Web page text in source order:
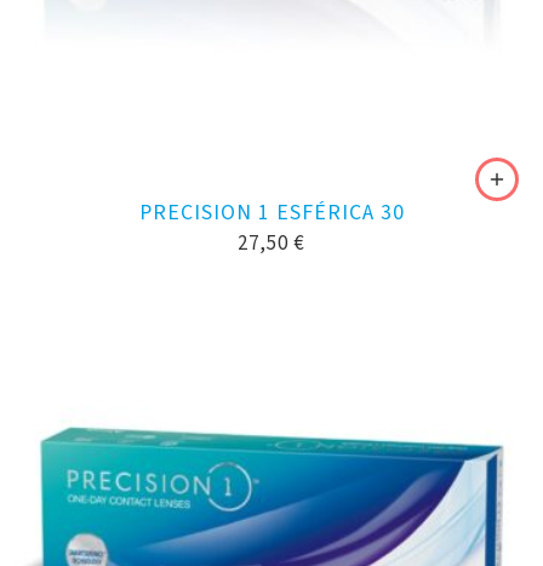
PRECISION 1 ESFÉRICA 30
27,50 €